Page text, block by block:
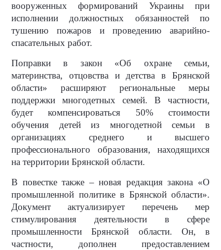
вооруженных формирований Украины при
исполнении должностных обязанностей по
тушению пожаров и проведению аварийно-
спасательных работ.
Поправки в закон «Об охране семьи,
материнства, отцовства и детства в Брянской
области» расширяют региональные меры
поддержки многодетных семей. В частности,
будет компенсироваться 50% стоимости
обучения детей из многодетной семьи в
организациях среднего и высшего
профессионального образования, находящихся
на территории Брянской области.
В повестке также – новая редакция закона «О
промышленной политике в Брянской области».
Документ актуализирует перечень мер
стимулирования деятельности в сфере
промышленности Брянской области. Он, в
частности, дополнен предоставлением